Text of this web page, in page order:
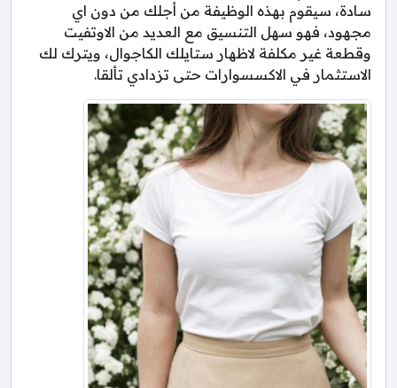
سادة، سيقوم بهذه الوظيفة من أجلك من دون اي
مجهود، فهو سهل التنسيق مع العديد من الاوتفيت
وقطعة غير مكلفة لاظهار ستايلك الكاجوال، ويترك لك
الاستثمار في الاكسسوارات حتى تزدادي تألقا.